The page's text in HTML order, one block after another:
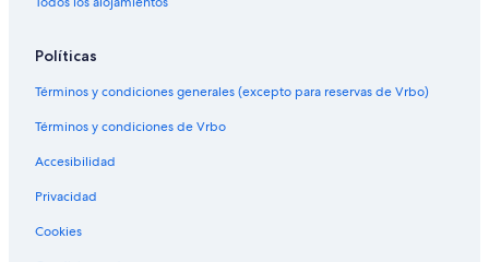
Políticas
Términos y condiciones generales (excepto para reservas de Vrbo)
Términos y condiciones de Vrbo
Accesibilidad
Privacidad
Cookies